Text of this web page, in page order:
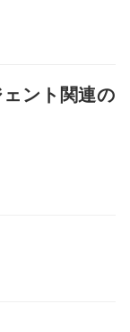
ント関連の